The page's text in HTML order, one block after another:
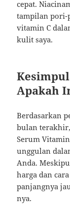
cepat.
tampilan pori-
vitamin C
kulit saya.
Apakah
Berdasarkan
bulan
Serum
unggulan
Anda.
harga dan
panjangnya
nya.